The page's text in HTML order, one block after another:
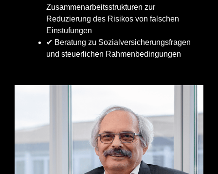
Zusammenarbeitsstrukturen zur
Reduzierung des Risikos von falschen
Einstufungen
✔ Beratung zu Sozialversicherungsfragen
und steuerlichen Rahmenbedingungen